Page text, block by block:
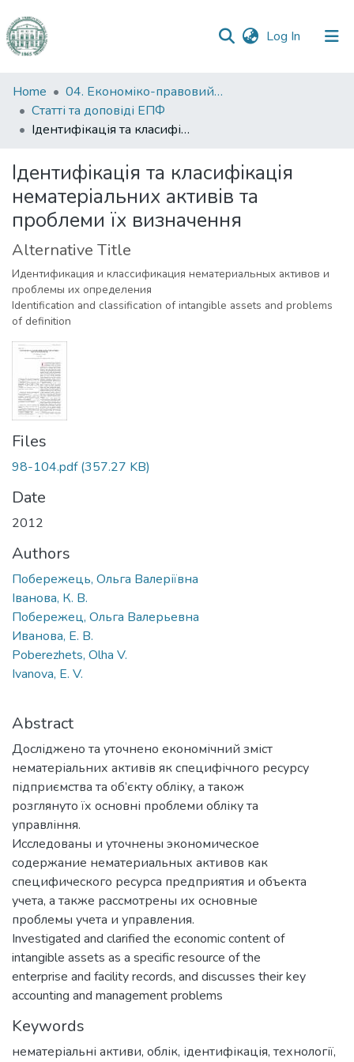
Log In (current)
Communities
&
Collections
Statistics
Home
04. Економіко-правовий факультет
Статті та доповіді ЕПФ
Ідентифікація та класифікація нематеріальних активів та проблеми їх визначення
Ідентифікація та класифікація
нематеріальних активів та
проблеми їх визначення
Alternative Title
Идентификация и классификация нематериальных активов и
проблемы их определения
Identification and classification of intangible assets and problems
of definition
Files
98-104.pdf(357.27 KB)
Date
2012
Authors
Побережець, Ольга Валеріївна
Іванова, К. В.
Побережец, Ольга Валерьевна
Иванова, Е. В.
Poberezhets, Olha V.
Ivanova, E. V.
Abstract
Досліджено та уточнено економічний зміст
нематеріальних активів як специфічного ресурсу
підприємства та об’єкту обліку, а також
розглянуто їх основні проблеми обліку та
управління.
Исследованы и уточнены экономическое
содержание нематериальных активов как
специфического ресурса предприятия и объекта
учета, а также рассмотрены их основные
проблемы учета и управления.
Investigated and clarified the economic content of
intangible assets as a specific resource of the
enterprise and facility records, and discusses their key
accounting and management problems
Keywords
нематеріальні активи, облік, ідентифікація, технології,